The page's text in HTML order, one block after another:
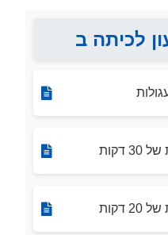
לכיתה ב
דקות
דקות